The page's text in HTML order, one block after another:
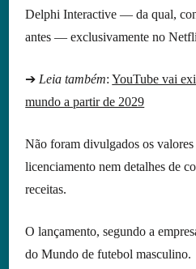
Delphi Interactive — da qual,
antes — exclusivamente no
➔ Leia também:YouTube vai
mundo a partir de 2029
Não foram divulgados os
licenciamento nem detalhes de
receitas.
O lançamento, segundo a
do Mundo de futebol masculino.